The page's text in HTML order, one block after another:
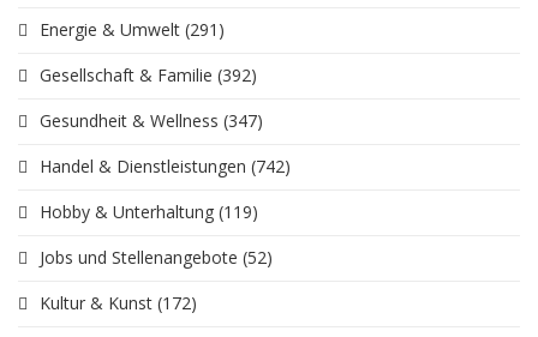
Energie & Umwelt (291)
Gesellschaft & Familie (392)
Gesundheit & Wellness (347)
Handel & Dienstleistungen (742)
Hobby & Unterhaltung (119)
Jobs und Stellenangebote (52)
Kultur & Kunst (172)